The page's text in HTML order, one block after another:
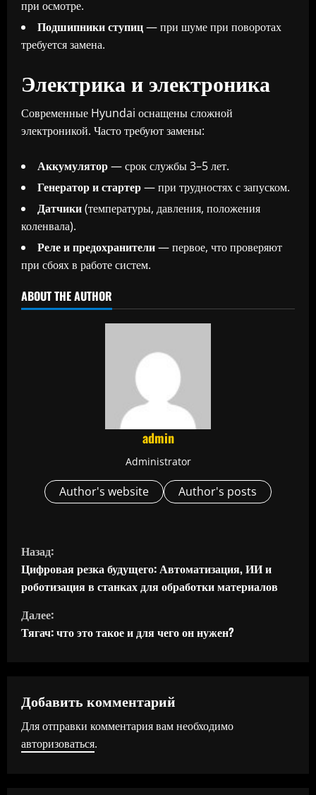
при осмотре.
Подшипники ступиц— при шуме при поворотах
требуется замена.
Электрика и электроника
Современные Hyundai оснащены сложной
электроникой. Часто требуют замены:
Аккумулятор— срок службы 3–5 лет.
Генератор и стартер— при трудностях с запуском.
Датчики(температуры, давления, положения
коленвала).
Реле и предохранители— первое, что проверяют
при сбоях в работе систем.
ABOUT THE AUTHOR
admin
Administrator
Author's website Author's posts
П
р
о
д
л
ж
и
Назад:
Цифровая резка будущего: Автоматизация, ИИ и
роботизация в станках для обработки материалов
Далее:
Тягач: что это такое и для чего он нужен?
Добавить комментарий
Для отправки комментария вам необходимо
авторизоваться.